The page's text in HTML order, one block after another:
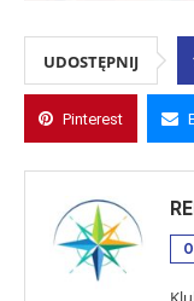
UDOSTĘPNIJ
Pinterest